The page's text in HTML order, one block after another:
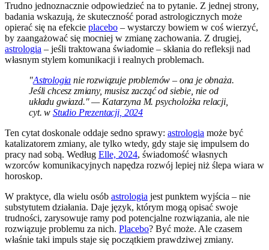
Trudno jednoznacznie odpowiedzieć na to pytanie. Z jednej strony,
badania wskazują, że skuteczność porad astrologicznych może
opierać się na efekcie placebo – wystarczy bowiem w coś wierzyć,
by zaangażować się mocniej w zmianę zachowania. Z drugiej,
astrologia – jeśli traktowana świadomie – skłania do refleksji nad
własnym stylem komunikacji i realnych problemach.
"Astrologia nie rozwiązuje problemów – ona je obnaża.
Jeśli chcesz zmiany, musisz zacząć od siebie, nie od
układu gwiazd." — Katarzyna M. psycholożka relacji,
cyt. w Studio Prezentacji, 2024
Ten cytat doskonale oddaje sedno sprawy: astrologia może być
katalizatorem zmiany, ale tylko wtedy, gdy staje się impulsem do
pracy nad sobą. Według Elle, 2024, świadomość własnych
wzorców komunikacyjnych napędza rozwój lepiej niż ślepa wiara w
horoskop.
W praktyce, dla wielu osób astrologia jest punktem wyjścia – nie
substytutem działania. Daje język, którym mogą opisać swoje
trudności, zarysowuje ramy pod potencjalne rozwiązania, ale nie
rozwiązuje problemu za nich. Placebo? Być może. Ale czasem
właśnie taki impuls staje się początkiem prawdziwej zmiany.